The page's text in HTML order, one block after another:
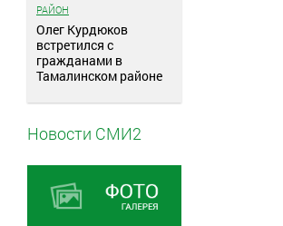
РАЙОН
Олег Курдюков
встретился с
гражданами в
Тамалинском районе
Новости СМИ2